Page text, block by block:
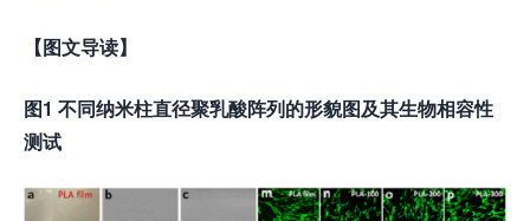
【图文导读】
图1 不同纳米柱直径聚乳酸阵列的形貌图及其生物相容性
测试